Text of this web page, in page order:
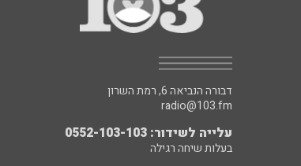
דבורה הנביאה 6, רמת השרון
radio@103.fm
עלייה לשידור: 0552-103-103
בעלות שיחה רגילה